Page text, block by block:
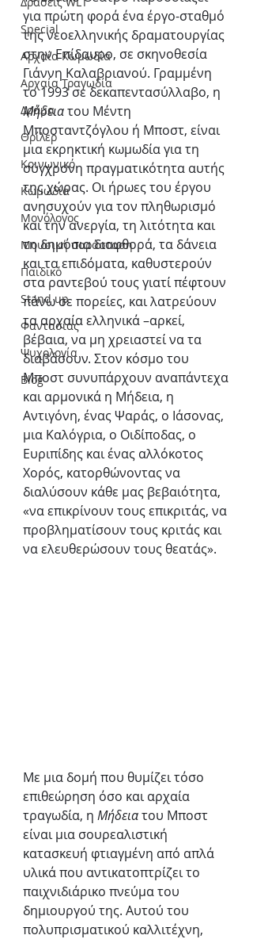
Special
Αρχαία Κωμωδία
Αρχαία Τραγωδία
Δράμα
Θρίλερ
Κοινωνικό
Κωμωδία
Μονόλογος
Μουσική παράσταση
Παιδικό
Stand up
Φαντασίας
Ψυχολογία
Blog
για πρώτη φορά ένα έργο-σταθμό
της νεοελληνικής δραματουργίας
στην Επίδαυρο, σε σκηνοθεσία
Γιάννη Καλαβριανού. Γραμμένη
το 1993 σε δεκαπεντασύλλαβο, η
Μήδεια του Μέντη
Μποσταντζόγλου ή Μποστ, είναι
μια εκρηκτική κωμωδία για τη
σύγχρονη πραγματικότητα αυτής
της χώρας. Οι ήρωες του έργου
ανησυχούν για τον πληθωρισμό
και την ανεργία, τη λιτότητα και
τη δημόσια διαφθορά, τα δάνεια
και τα επιδόματα, καθυστερούν
στα ραντεβού τους γιατί πέφτουν
πάνω σε πορείες, και λατρεύουν
τα αρχαία ελληνικά –αρκεί,
βέβαια, να μη χρειαστεί να τα
διαβάσουν. Στον κόσμο του
Μποστ συνυπάρχουν αναπάντεχα
και αρμονικά η Μήδεια, η
Αντιγόνη, ένας Ψαράς, ο Ιάσονας,
μια Καλόγρια, ο Οιδίποδας, ο
Ευριπίδης και ένας αλλόκοτος
Χορός, κατορθώνοντας να
διαλύσουν κάθε μας βεβαιότητα,
«να επικρίνουν τους επικριτάς, να
προβληματίσουν τους κριτάς και
να ελευθερώσουν τους θεατάς».
Με μια δομή που θυμίζει τόσο
επιθεώρηση όσο και αρχαία
τραγωδία, η Μήδεια του Μποστ
είναι μια σουρεαλιστική
κατασκευή φτιαγμένη από απλά
υλικά που αντικατοπτρίζει το
παιχνιδιάρικο πνεύμα του
δημιουργού της. Αυτού του
πολυπρισματικού καλλιτέχνη,